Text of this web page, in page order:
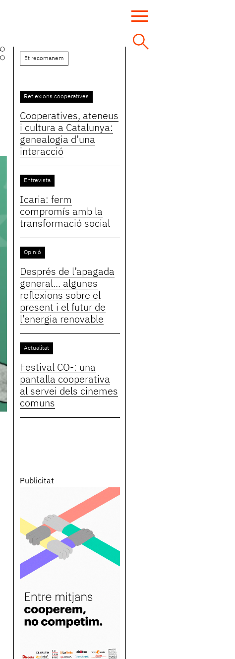
Et recomanem
Reflexions cooperatives
Cooperatives, ateneus
i cultura a Catalunya:
genealogia d’una
interacció
Entrevista
Icaria: ferm
compromís amb la
transformació social
Opinió
Després de l’apagada
general... algunes
reflexions sobre el
present i el futur de
l’energia renovable
Actualitat
Festival CO-: una
pantalla cooperativa
al servei dels cinemes
comuns
Publicitat